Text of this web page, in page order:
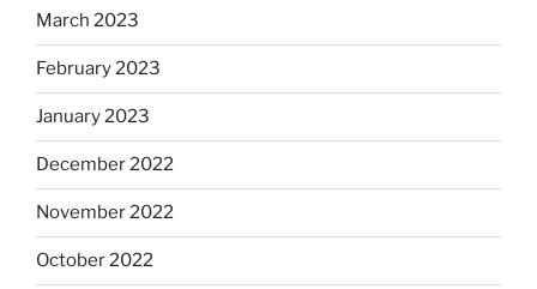
March 2023
February 2023
January 2023
December 2022
November 2022
October 2022